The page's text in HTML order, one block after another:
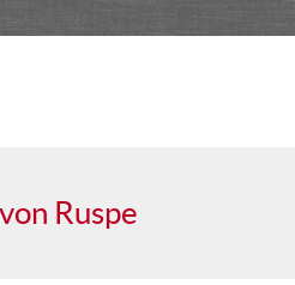
Ruspe